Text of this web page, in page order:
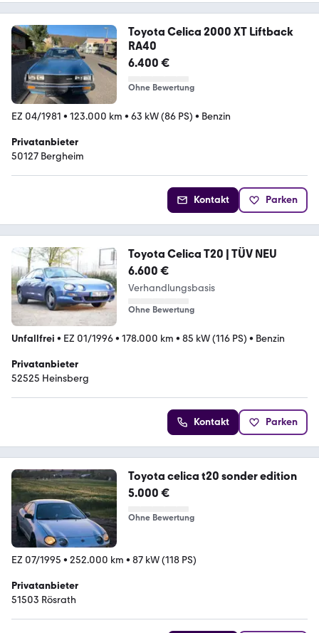
Toyota Celica 2000 XT Liftback
RA40
6.400 €
Ohne Bewertung
EZ 04/1981 • 123.000 km • 63 kW (86 PS) • Benzin
Privatanbieter
50127 Bergheim
Kontakt Parken
Toyota Celica T20 | TÜV NEU
6.600 €
Verhandlungsbasis
Ohne Bewertung
Unfallfrei • EZ 01/1996• 178.000 km • 85 kW (116 PS) • Benzin
Privatanbieter
52525 Heinsberg
Kontakt Parken
Toyota celica t20 sonder edition
5.000 €
Ohne Bewertung
EZ 07/1995 • 252.000 km • 87 kW (118 PS)
Privatanbieter
51503 Rösrath